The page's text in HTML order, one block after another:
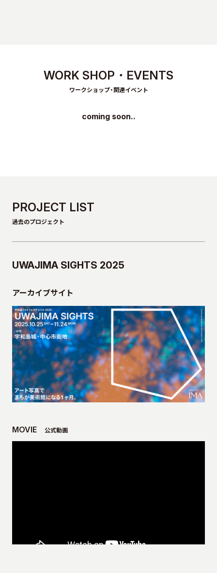
WORK SHOP・EVENTS
ワークショップ・関連イベント
coming soon..
PROJECT LIST
過去のプロジェクト
UWAJIMA SIGHTS 2025
アーカイブサイト
MOVIE 公式動画